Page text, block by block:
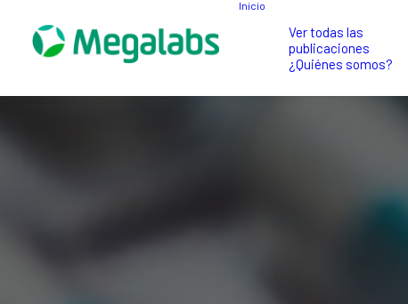
Inicio
Ver todas las
publicaciones
¿Quiénes somos?